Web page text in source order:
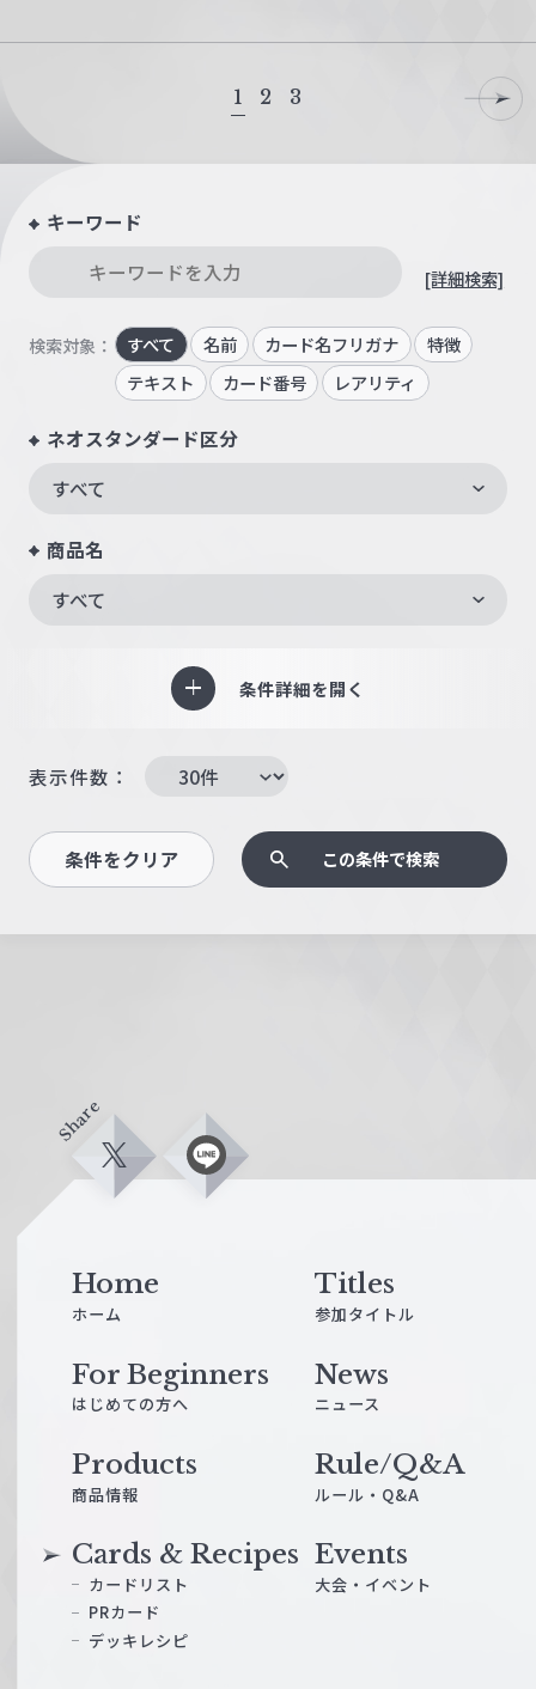
1 2 3
キーワード
[詳細検索]
検索対象： すべて 名前 カード名フリガナ
特徴
テキスト
カード番号 レアリティ
ネオスタンダード区分
すべて
商品名
すべて
条件詳細を開く
表示件数：
条件をクリア この条件で検索
Share
X L
Home
ホーム
Titles
参加タイトル
For Beginners
はじめての方へ
News
ニュース
Products
商品情報
Cards & Recipes
カードリスト
PRカード
デッキレシピ
Events
大会・イベント
Rule/Q&A
ルール・Q&A